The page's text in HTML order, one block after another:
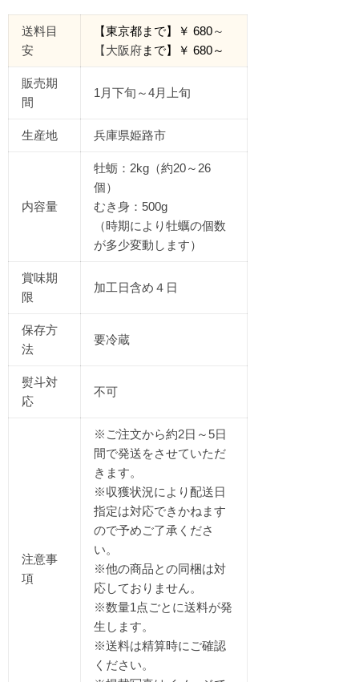
送料目
安
【東京都まで】￥ 680～
【大阪府まで】￥ 680～
販売期
間
1月下旬～4月上旬
生産地 兵庫県姫路市
内容量
牡蛎：2kg（約20～26
個）
むき身：500g
（時期により牡蠣の個数
が多少変動します）
賞味期
限
加工日含め４日
保存方
法
要冷蔵
熨斗対
応
不可
注意事
項
※ご注文から約2日～5日
間で発送をさせていただ
きます。
※収獲状況により配送日
指定は対応できかねます
ので予めご了承くださ
い。
※他の商品との同梱は対
応しておりません。
※数量1点ごとに送料が発
生します。
※送料は精算時にご確認
ください。